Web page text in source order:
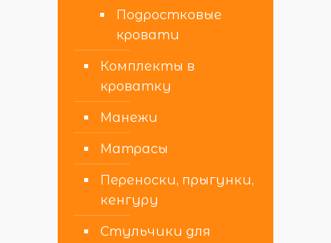
Подростковые
кровати
Комплекты в
кроватку
Манежи
Матрасы
Переноски, прыгунки,
кенгуру
Стульчики для